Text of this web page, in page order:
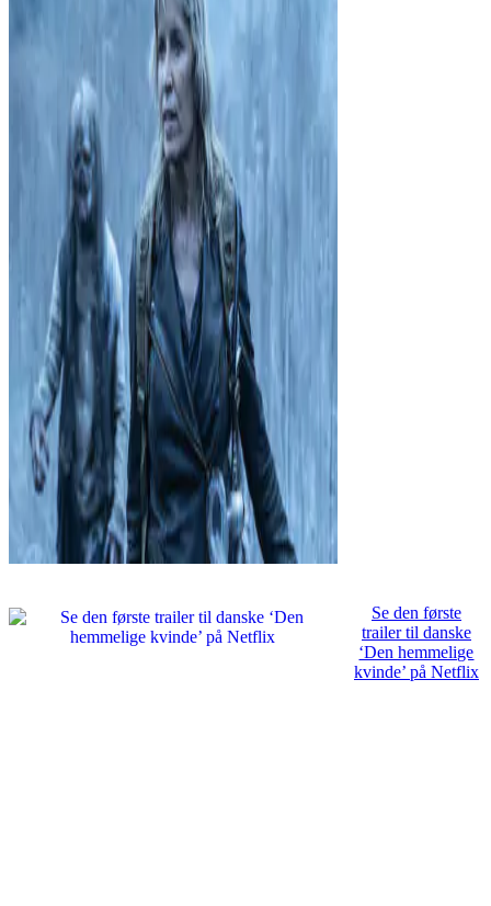
Se den første
trailer til danske
‘Den hemmelige
kvinde’ på Netflix